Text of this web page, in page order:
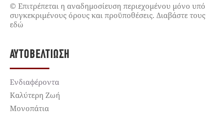
© Επιτρέπεται η αναδημοσίευση περιεχομένου μόνο υπό
συγκεκριμένους όρους και προϋποθέσεις. Διαβάστε τους
εδώ
ΑΥΤΟΒΕΛΤΊΩΣΗ
Ενδιαφέροντα
Καλύτερη Ζωή
Μονοπάτια